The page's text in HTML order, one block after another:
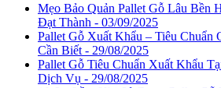
Mẹo Bảo Quản Pallet Gỗ Lâu Bền
Đạt Thành - 03/09/2025
Pallet Gỗ Xuất Khẩu – Tiêu Chuẩn
Cần Biết - 29/08/2025
Pallet Gỗ Tiêu Chuẩn Xuất Khẩu
Dịch Vụ - 29/08/2025